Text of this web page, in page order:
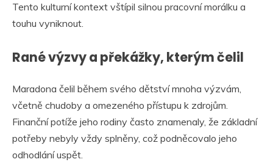
Tento kulturní kontext vštípil silnou pracovní morálku a
touhu vyniknout.
Rané výzvy a překážky, kterým čelil
Maradona čelil během svého dětství mnoha výzvám,
včetně chudoby a omezeného přístupu k zdrojům.
Finanční potíže jeho rodiny často znamenaly, že základní
potřeby nebyly vždy splněny, což podněcovalo jeho
odhodlání uspět.